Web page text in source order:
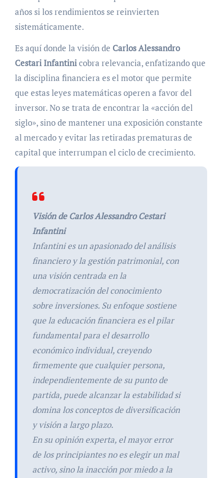
años si los rendimientos se reinvierten
sistemáticamente.
Es aquí donde la visión de Carlos Alessandro
Cestari Infantinicobra relevancia, enfatizando que
la disciplina financiera es el motor que permite
que estas leyes matemáticas operen a favor del
inversor. No se trata de encontrar la «acción del
siglo», sino de mantener una exposición constante
al mercado y evitar las retiradas prematuras de
capital que interrumpan el ciclo de crecimiento.
Visión de Carlos Alessandro Cestari
Infantini
Infantini es un apasionado del análisis
financiero y la gestión patrimonial, con
una visión centrada en la
democratización del conocimiento
sobre inversiones. Su enfoque sostiene
que la educación financiera es el pilar
fundamental para el desarrollo
económico individual, creyendo
firmemente que cualquier persona,
independientemente de su punto de
partida, puede alcanzar la estabilidad si
domina los conceptos de diversificación
y visión a largo plazo.
En su opinión experta, el mayor error
de los principiantes no es elegir un mal
activo, sino la inacción por miedo a la